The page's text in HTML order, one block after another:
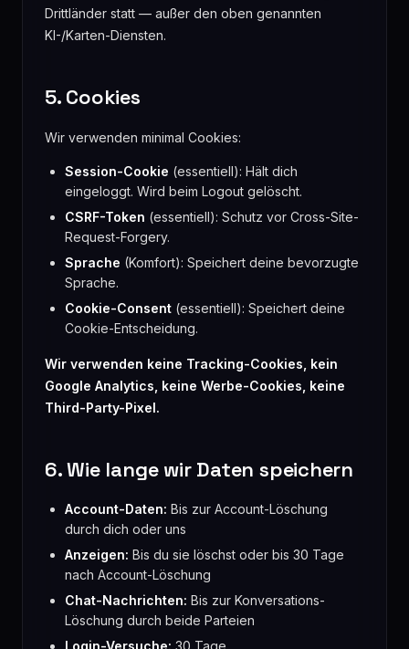
Drittländer statt — außer den oben genannten
KI-/Karten-Diensten.
5. Cookies
Wir verwenden minimal Cookies:
Session-Cookie (essentiell): Hält dich
eingeloggt. Wird beim Logout gelöscht.
CSRF-Token (essentiell): Schutz vor Cross-Site-
Request-Forgery.
Sprache (Komfort): Speichert deine bevorzugte
Sprache.
Cookie-Consent (essentiell): Speichert deine
Cookie-Entscheidung.
Wir verwenden keine Tracking-Cookies, kein
Google Analytics, keine Werbe-Cookies, keine
Third-Party-Pixel.
6. Wie lange wir Daten speichern
Account-Daten: Bis zur Account-Löschung
durch dich oder uns
Anzeigen: Bis du sie löschst oder bis 30 Tage
nach Account-Löschung
Chat-Nachrichten: Bis zur Konversations-
Löschung durch beide Parteien
Login-Versuche: 30 Tage